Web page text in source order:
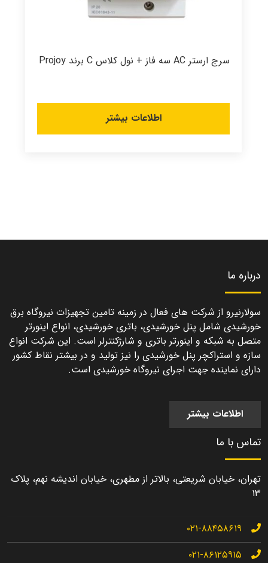
سرج ارستر AC سه فاز + نول کلاس C برند Projoy
اطلاعات بیشتر
درباره ما
سولارنیرو از شرکت های فعال در زمینه تامین تجهیزات نیروگاه برق
خورشیدی شامل پنل خورشیدی، باتری خورشیدی، انواع اینورتر
متصل به شبکه و اینورتر باتری و شارژکنترلر است. این شرکت انواع
سازه و استراکچر پنل خورشیدی را نیز تولید و در بیشتر نقاط کشور
دارای نماینده جهت اجرای نیروگاه خورشیدی است.
اطلاعات بیشتر
تماس با ما
تهران، خیابان شریعتی، بالاتر از مطهری، خیابان اندیشه نهم، پلاک
۱۳
۰۲۱-۸۸۴۵۸۶۱۹
۰۲۱-۸۶۱۲۵۹۱۵